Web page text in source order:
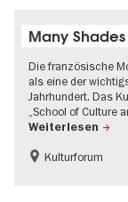
Many
Die französische
als eine der
Jahrhundert. Das
„School of Culture
Weiterlesen
Mode und Design
Kulturforum